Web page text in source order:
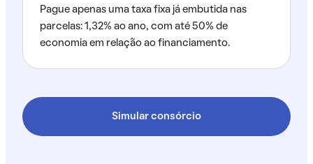
Pague apenas uma taxa fixa já embutida nas
parcelas: 1,32% ao ano, com até 50% de
economia em relação ao financiamento.
Simular consórcio